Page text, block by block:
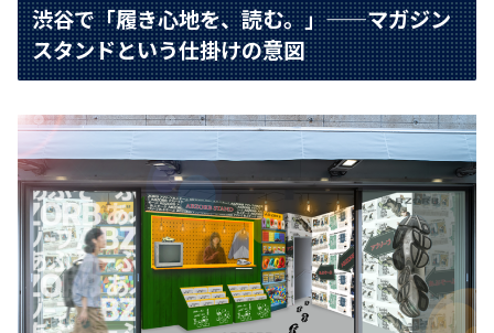
渋谷で「履き心地を、読む。」——マガジン
スタンドという仕掛けの意図